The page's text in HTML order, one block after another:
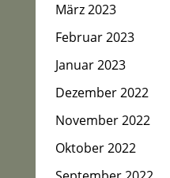
März 2023
Februar 2023
Januar 2023
Dezember 2022
November 2022
Oktober 2022